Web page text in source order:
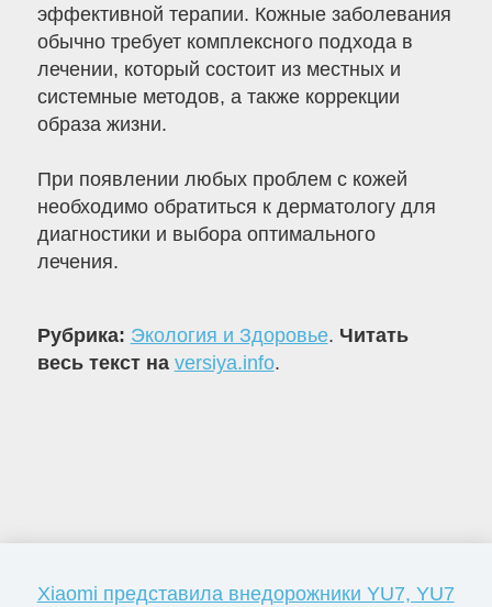
эффективной терапии. Кожные заболевания
обычно требует комплексного подхода в
лечении, который состоит из местных и
системные методов, а также коррекции
образа жизни.
При появлении любых проблем с кожей
необходимо обратиться к дерматологу для
диагностики и выбора оптимального
лечения.
Рубрика: Экология и Здоровье. Читать
весь текст на versiya.info.
Xiaomi представила внедорожники YU7, YU7